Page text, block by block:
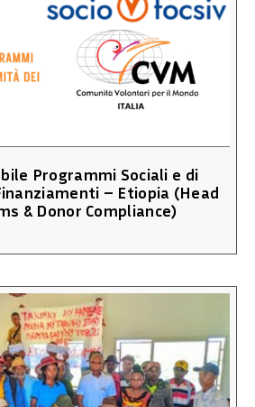
Programmi Sociali e di
– Etiopia (Head
& Donor Compliance)